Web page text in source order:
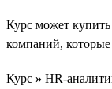
Курс может купить
компаний, которые
Курс » HR-